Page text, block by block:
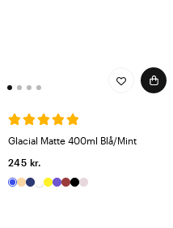
Glacial Matte 400ml Blå/Mint
245 kr.